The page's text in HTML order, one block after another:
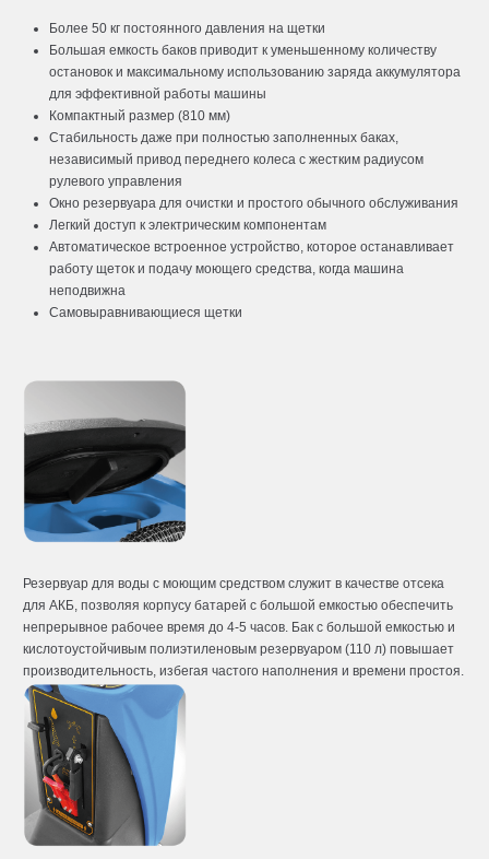
Более 50 кг постоянного давления на щетки
Большая емкость баков приводит к уменьшенному количеству
остановок и максимальному использованию заряда аккумулятора
для эффективной работы машины
Компактный размер (810 мм)
Стабильность даже при полностью заполненных баках,
независимый привод переднего колеса с жестким радиусом
рулевого управления
Окно резервуара для очистки и простого обычного обслуживания
Легкий доступ к электрическим компонентам
Автоматическое встроенное устройство, которое останавливает
работу щеток и подачу моющего средства, когда машина
неподвижна
Самовыравнивающиеся щетки
Резервуар для воды с моющим средством служит в качестве отсека
для АКБ, позволяя корпусу батарей с большой емкостью обеспечить
непрерывное рабочее время до 4-5 часов. Бак с большой емкостью и
кислотоустойчивым полиэтиленовым резервуаром (110 л) повышает
производительность, избегая частого наполнения и времени простоя.